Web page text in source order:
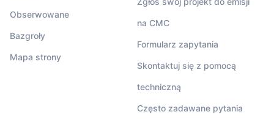
Obserwowane
Bazgroły
Mapa strony
na CMC
Formularz zapytania
Skontaktuj się z pomocą
techniczną
Często zadawane pytania